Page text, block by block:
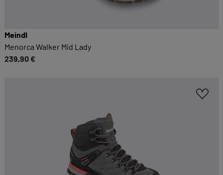
Meindl
Menorca Walker Mid Lady
239,90 €